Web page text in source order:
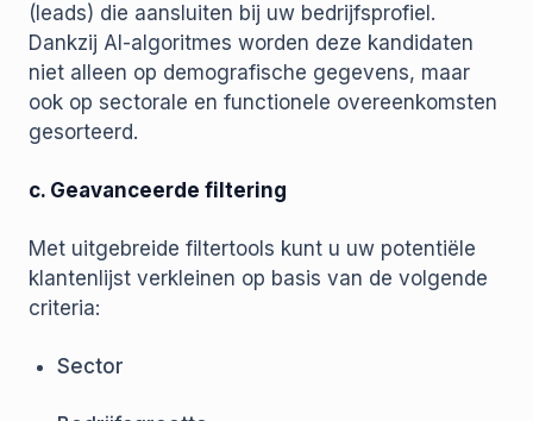
(leads) die aansluiten bij uw bedrijfsprofiel.
Dankzij AI-algoritmes worden deze kandidaten
niet alleen op demografische gegevens, maar
ook op sectorale en functionele overeenkomsten
gesorteerd.
c. Geavanceerde filtering
Met uitgebreide filtertools kunt u uw potentiële
klantenlijst verkleinen op basis van de volgende
criteria:
Sector